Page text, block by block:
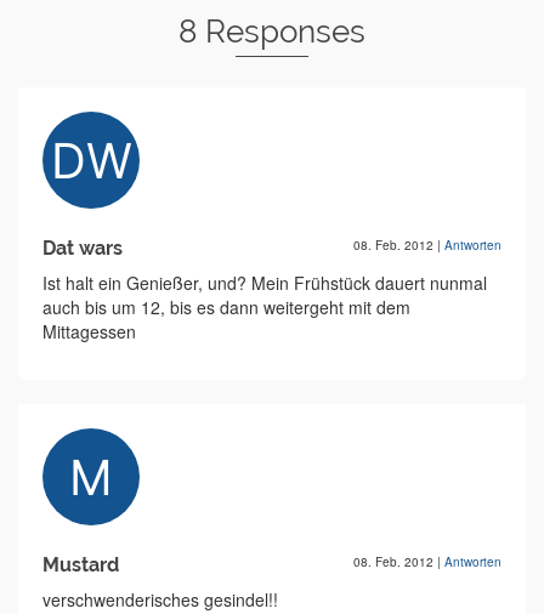
8 Responses
Dat wars 08. Feb. 2012 | Antworten
Ist halt ein Genießer, und? Mein Frühstück dauert nunmal
auch bis um 12, bis es dann weitergeht mit dem
Mittagessen
Mustard 08. Feb. 2012 | Antworten
verschwenderisches gesindel!!